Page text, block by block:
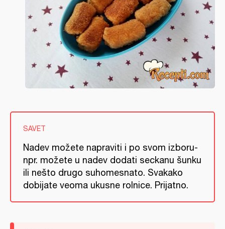
SAVET
Nadev možete napraviti i po svom izboru-
npr. možete u nadev dodati seckanu šunku
ili nešto drugo suhomesnato. Svakako
dobijate veoma ukusne rolnice. Prijatno.